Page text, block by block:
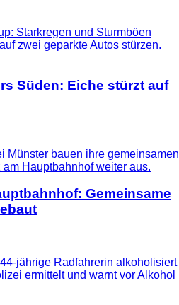
Süden: Eiche stürzt auf
Gemeinsame